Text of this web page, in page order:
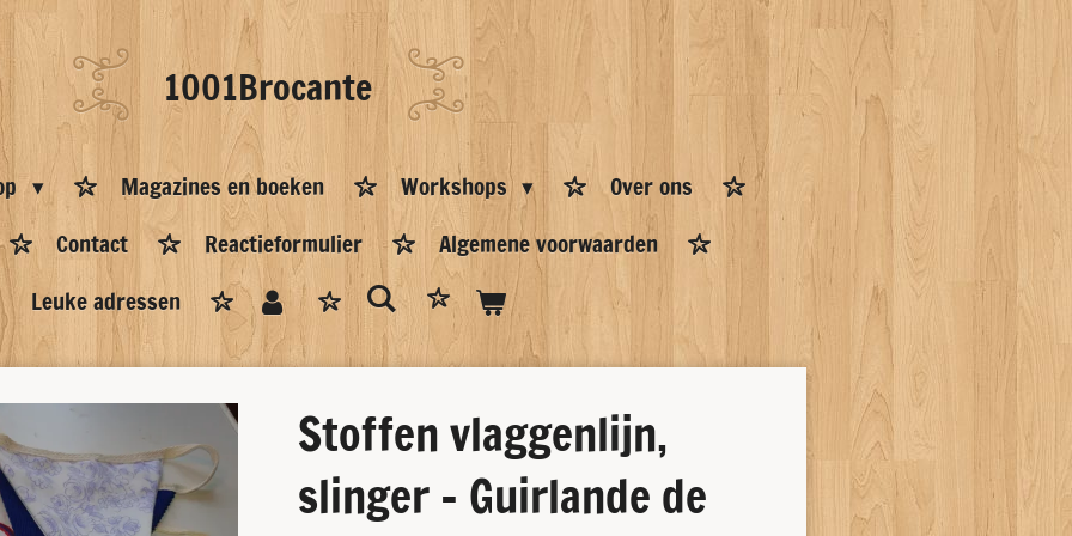
1001Brocante
Magazines en boeken Workshops
Over ons
Contact Reactieformulier
Algemene voorwaarden
Leuke adressen
Stoffen vlaggenlijn,
slinger - Guirlande de